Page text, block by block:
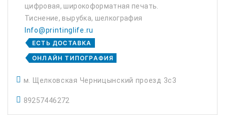
цифровая, широкоформатная печать.
Тиснение, вырубка, шелкография
Info@printinglife.ru
ЕСТЬ ДОСТАВКА
ОНЛАЙН ТИПОГРАФИЯ
м. Щелковская Черницынский проезд 3с3
89257446272